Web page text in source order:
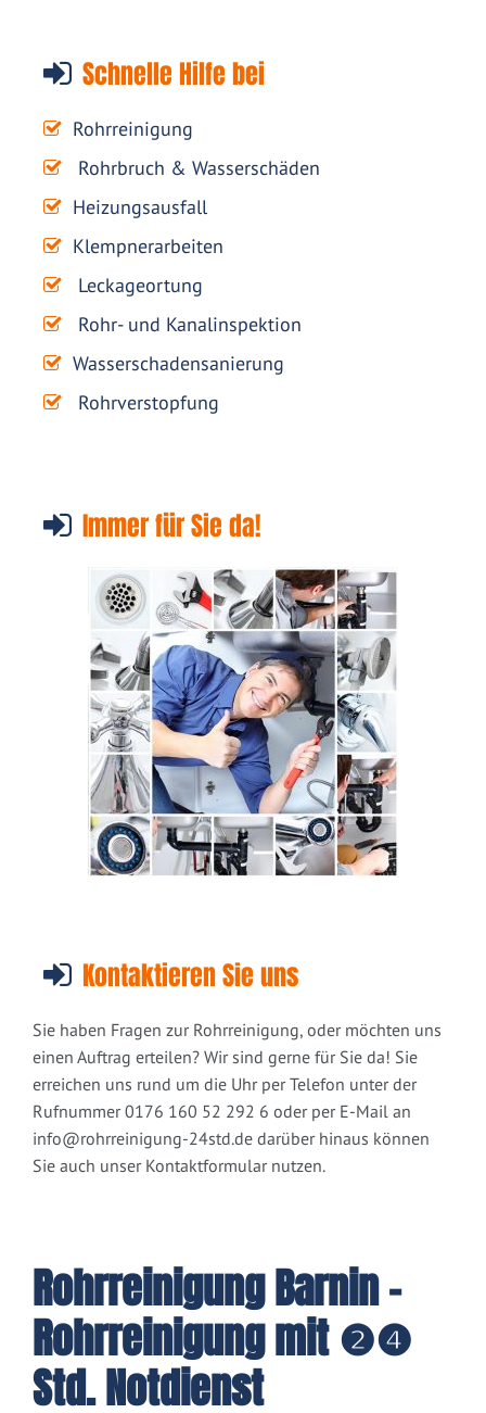
Schnelle Hilfe bei
Rohrreinigung
Rohrbruch & Wasserschäden
Heizungsausfall
Klempnerarbeiten
Leckageortung
Rohr- und Kanalinspektion
Wasserschadensanierung
Rohrverstopfung
Immer für Sie da!
Kontaktieren Sie uns
Sie haben Fragen zur Rohrreinigung, oder möchten uns
einen Auftrag erteilen? Wir sind gerne für Sie da! Sie
erreichen uns rund um die Uhr per Telefon unter der
Rufnummer 0176 160 52 292 6 oder per E-Mail an
info@rohrreinigung-24std.de darüber hinaus können
Sie auch unser Kontaktformular nutzen.
Rohrreinigung Barnin -
Rohrreinigung mit ❷❹
Std. Notdienst